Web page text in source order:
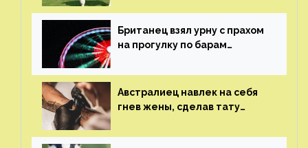
Британец взял урну с прахом
на прогулку по барам
Австралиец навлек на себя
гнев жены, сделав тату